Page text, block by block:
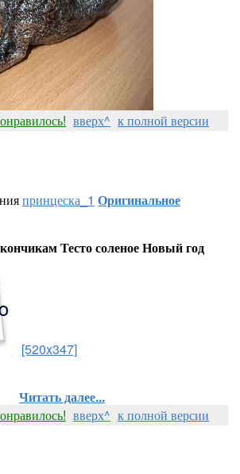
вверх^ к полной версии
принцеска_1 Оригинальное
Тесто соленое Новый год
[520x347]
Читать далее...
вверх^ к полной версии